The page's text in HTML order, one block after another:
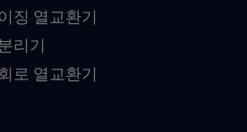
징 열교환기
리기
로 열교환기